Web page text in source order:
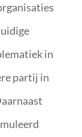
in
partij in